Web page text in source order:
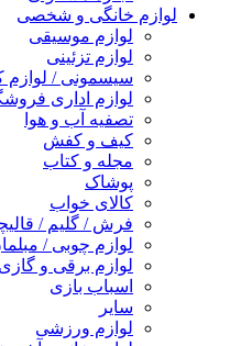
لوازم خانگی و شخصی
لوازم موسیقی
لوازم تزئینی
سیسمونی / لوازم
لوازم اداری
تصفیه آب و هوا
کیف و کفش
مجله و کتاب
پوشاک
کالای خواب
فرش / گلیم /
لوازم چوبی /
لوازم برقی و گازی
اسباب بازی
سایر
لوازم ورزشی